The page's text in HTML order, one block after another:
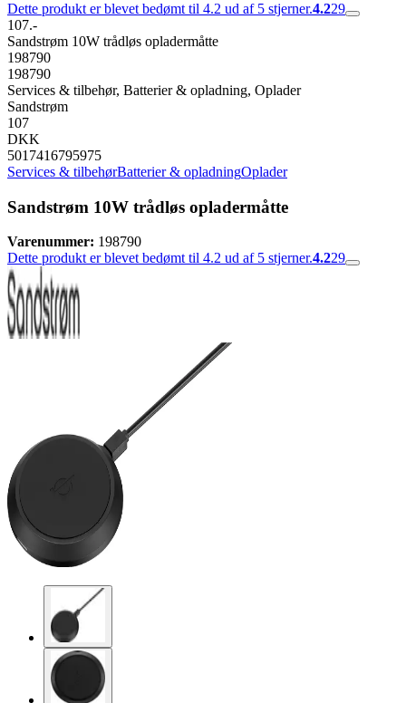
Dette produkt er blevet bedømt til 4.2 ud af 5 stjerner.4.229
107.-
Sandstrøm 10W trådløs opladermåtte
198790
198790
Services & tilbehør, Batterier & opladning, Oplader
Sandstrøm
107
DKK
5017416795975
Services & tilbehørBatterier & opladningOplader
Sandstrøm 10W trådløs opladermåtte
Varenummer: 198790
Dette produkt er blevet bedømt til 4.2 ud af 5 stjerner.4.229